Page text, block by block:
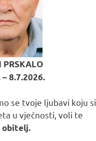
PRSKALO
8.7.2026.
se tvoje ljubavi koju
u vječnosti, voli te
obitelj.